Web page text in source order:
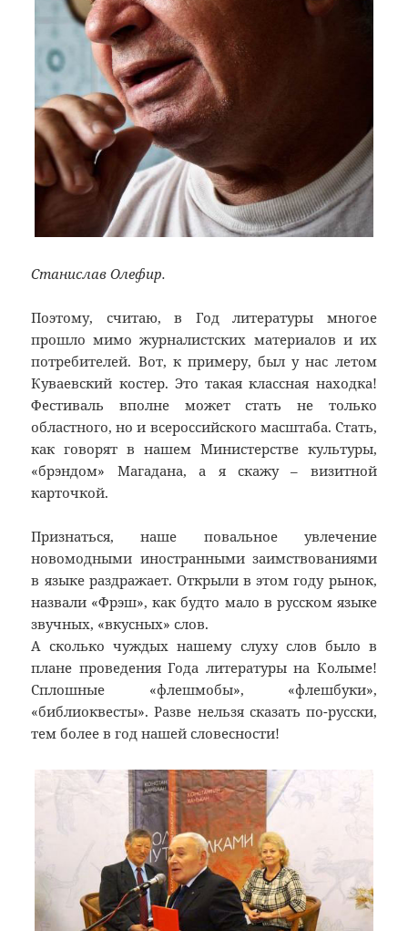
Станислав Олефир.
Поэтому, считаю, в Год литературы многое
прошло мимо журналистских материалов и их
потребителей. Вот, к примеру, был у нас летом
Куваевский костер. Это такая классная находка!
Фестиваль вполне может стать не только
областного, но и всероссийского масштаба. Стать,
как говорят в нашем Министерстве культуры,
«брэндом» Магадана, а я скажу – визитной
карточкой.
Признаться, наше повальное увлечение
новомодными иностранными заимствованиями
в языке раздражает. Открыли в этом году рынок,
назвали «Фрэш», как будто мало в русском языке
звучных, «вкусных» слов.
А сколько чуждых нашему слуху слов было в
плане проведения Года литературы на Колыме!
Сплошные «флешмобы», «флешбуки»,
«библиоквесты». Разве нельзя сказать по-русски,
тем более в год нашей словесности!